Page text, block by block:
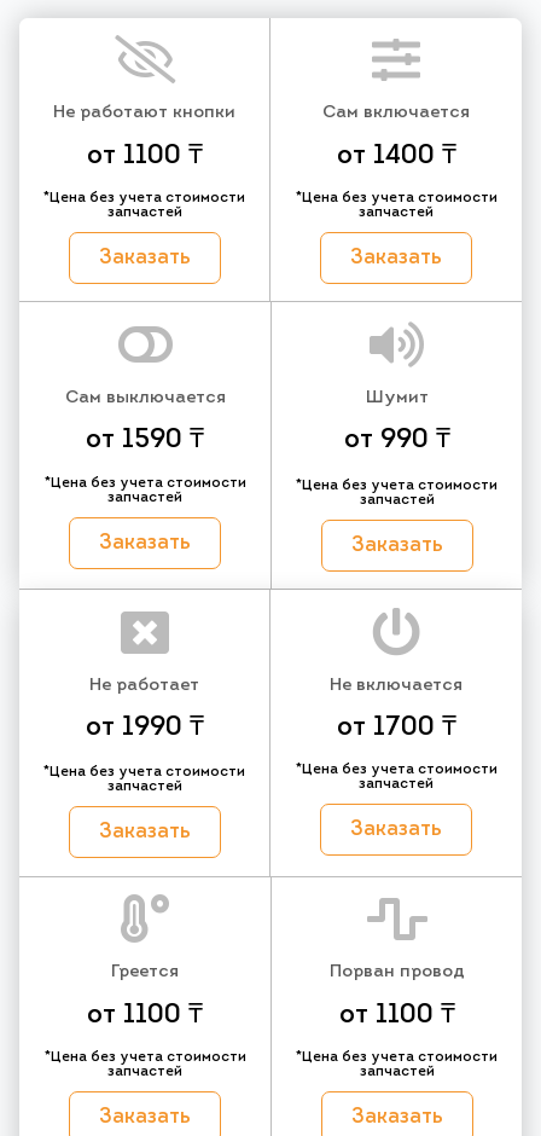
Не работают кнопки
от 1100 ₸
*Цена без учета стоимости
запчастей
Заказать
Сам включается
от 1400 ₸
*Цена без учета стоимости
запчастей
Заказать
Сам выключается
от 1590 ₸
*Цена без учета стоимости
запчастей
Заказать
Шумит
от 990 ₸
*Цена без учета стоимости
запчастей
Заказать
Не работает
от 1990 ₸
*Цена без учета стоимости
запчастей
Заказать
Не включается
от 1700 ₸
*Цена без учета стоимости
запчастей
Заказать
Греется
от 1100 ₸
*Цена без учета стоимости
запчастей
Заказать
Порван провод
от 1100 ₸
*Цена без учета стоимости
запчастей
Заказать